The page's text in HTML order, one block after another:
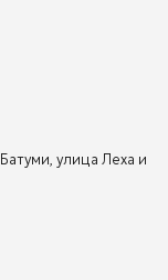
улица Леха и